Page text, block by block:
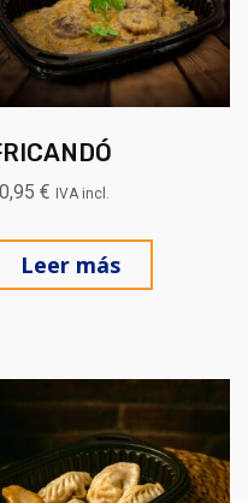
€ IVA incl.
Leer más